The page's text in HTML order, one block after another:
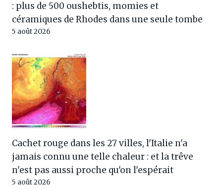
: plus de 500 oushebtis, momies et
céramiques de Rhodes dans une seule tombe
5 août 2026
Cachet rouge dans les 27 villes, l'Italie n'a
jamais connu une telle chaleur : et la trêve
n'est pas aussi proche qu'on l'espérait
5 août 2026